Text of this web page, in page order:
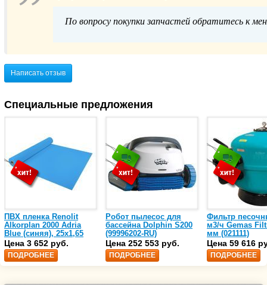
По вопросу покупки запчастей обратитесь к
Написать отзыв
Специальные предложения
ПВХ пленка Renolit
Alkorplan 2000 Adria
Blue (синяя), 25х1,65
(35216203)
Цена 3 652 руб.
ПОДРОБНЕЕ
Робот пылесос для
бассейна Dolphin S200
(99996202-RU)
Цена 252 553 руб.
ПОДРОБНЕЕ
Фильтр
м3/ч Gemas
мм (021111)
Цена 59 616
ПОДРОБНЕЕ